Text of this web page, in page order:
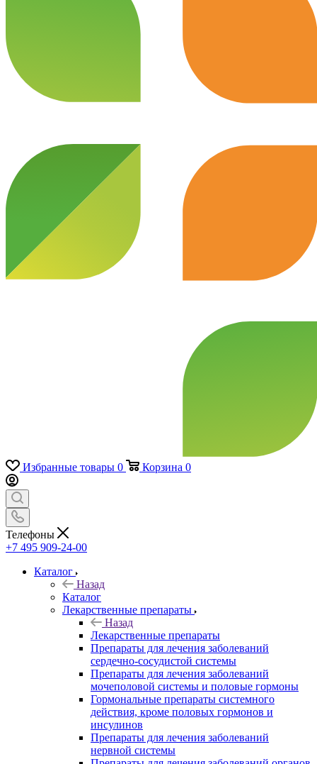
Избранные товары 0 Корзина 0
Телефоны
+7 495 909-24-00
Каталог
Назад
Каталог
Лекарственные препараты
Назад
Лекарственные препараты
Препараты для лечения заболеваний
сердечно-сосудистой системы
Препараты для лечения заболеваний
мочеполовой системы и половые гормоны
Гормональные препараты системного
действия, кроме половых гормонов и
инсулинов
Препараты для лечения заболеваний
нервной системы